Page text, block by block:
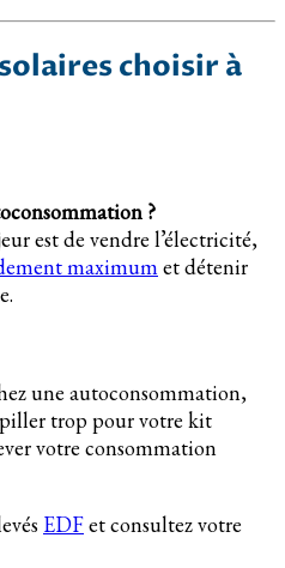
choisir à
?
est de vendre l’électricité,
maximumet détenir
une autoconsommation,
trop pour votre kit
votre consommation
EDFet consultez votre